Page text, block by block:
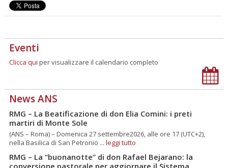
Eventi
Clicca qui per visualizzare il calendario completo
News ANS
RMG – La Beatificazione di don Elia Comini: i preti
martiri di Monte Sole
(ANS – Roma) – Domenica 27 settembre2026, alle ore 17 (UTC+2),
nella Basilica di San Petronio ... leggi tutto
RMG – La “buonanotte” di don Rafael Bejarano: la